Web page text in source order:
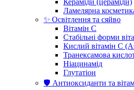
Кераміди (цераміди)
Ламелярна
✨ Освітлення та сяйво
Вітамін С
Стабільні форми
Кислий вітамін С
Транексамова
Ніацинамід
Глутатіон
🛡️ Антиоксиданти та